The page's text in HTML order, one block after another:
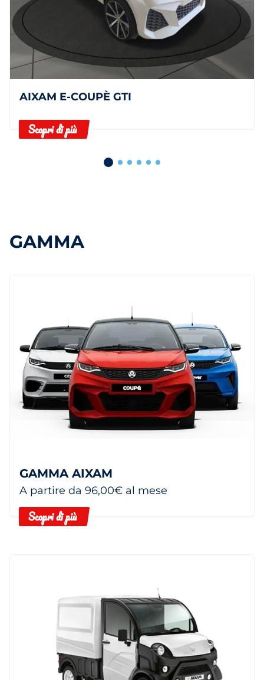
AIXAM E-COUPÈ GTI
Scopri di più
GAMMA
GAMMA AIXAM
A partire da 96,00€ al mese
Scopri di più